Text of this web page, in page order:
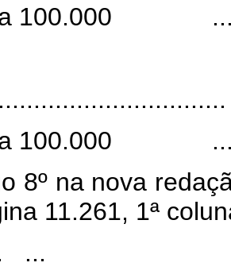
a 100.000
a 100.000
8º na nova
11.261, 1ª
...